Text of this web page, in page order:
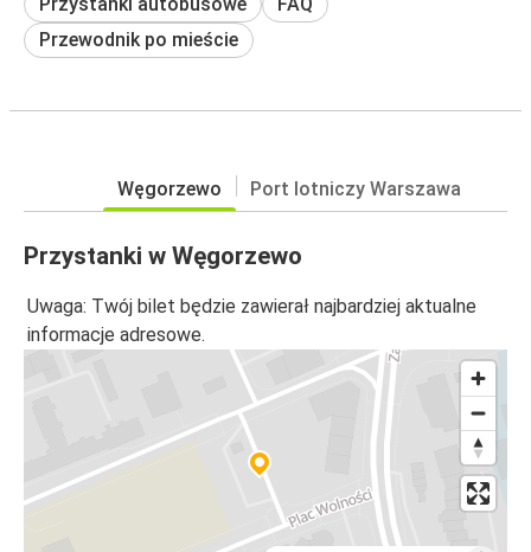
Przewodnik po mieście
Węgorzewo Port lotniczy Warszawa
Przystanki w Węgorzewo
Uwaga: Twój bilet będzie zawierał najbardziej aktualne
informacje adresowe.